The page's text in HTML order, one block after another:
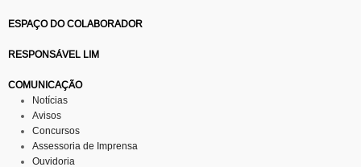
ESPAÇO DO COLABORADOR
RESPONSÁVEL LIM
COMUNICAÇÃO
Notícias
Avisos
Concursos
Assessoria de Imprensa
Ouvidoria